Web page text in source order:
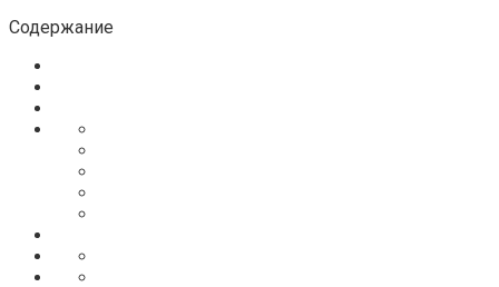
Содержание